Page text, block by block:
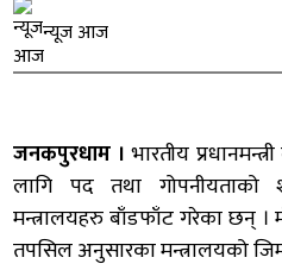
न्यूज आज
जनकपुरधाम । भारतीय
लागि पद तथा गोपनीयताको
मन्त्रालयहरु बाँडफाँट गरेका छन् ।
तपसिल अनुसारका मन्त्रालयको